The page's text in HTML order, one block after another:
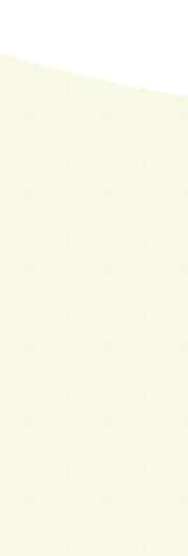
び出し、地域
リニックへ
ック」の新た
売「子供の科
て？」で大熊
薬受け取りに
期限は当日を